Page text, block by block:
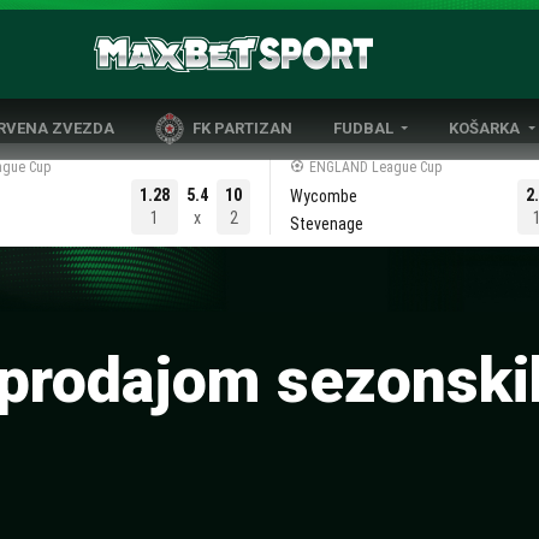
ZVEZDA FK PARTIZAN
FUDBAL
DOMAĆI FUDBAL
LIGE PETICE
EVROPSKA TAKMIČENJA
KOŠARKA
EVROLIGA
NBA LIGA
Cup
1.28
1
5.4
x
10
2
ENGLAND League Cup
Wycombe
Stevenage